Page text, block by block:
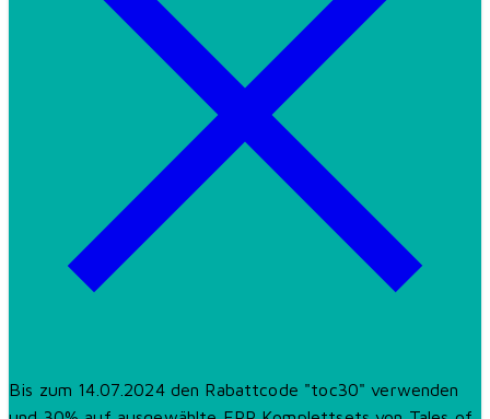
Bis zum 14.07.2024 den Rabattcode "toc30" verwenden